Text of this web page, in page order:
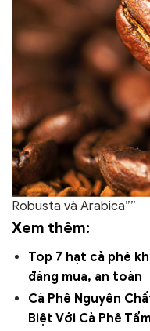
Robusta và Arabica””
Xem thêm:
Top 7 hạt cà phê
đáng mua, an toàn
Cà Phê Nguyên
Biệt Với Cà Phê